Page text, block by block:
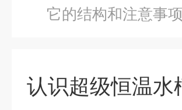
它的结构和注意事
认识超级恒温水